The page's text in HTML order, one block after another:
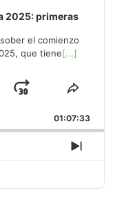
2025: primeras
el comienzo
que tiene[...]
Jump
Forward
Share
01:07:33
Next